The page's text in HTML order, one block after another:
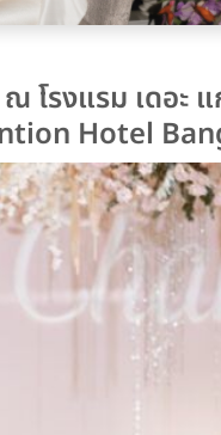
โรงแรม เดอะ
Hotel